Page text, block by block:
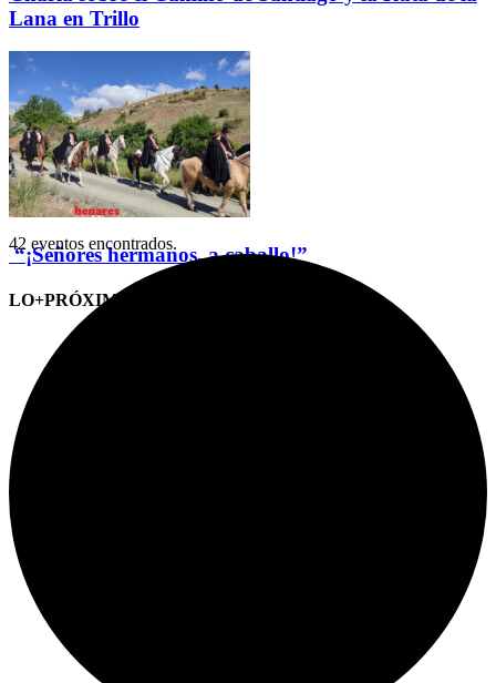
Lana en Trillo
“¡Señores hermanos, a caballo!”
LO+PRÓXIMO (CITAS)
42 eventos encontrados.